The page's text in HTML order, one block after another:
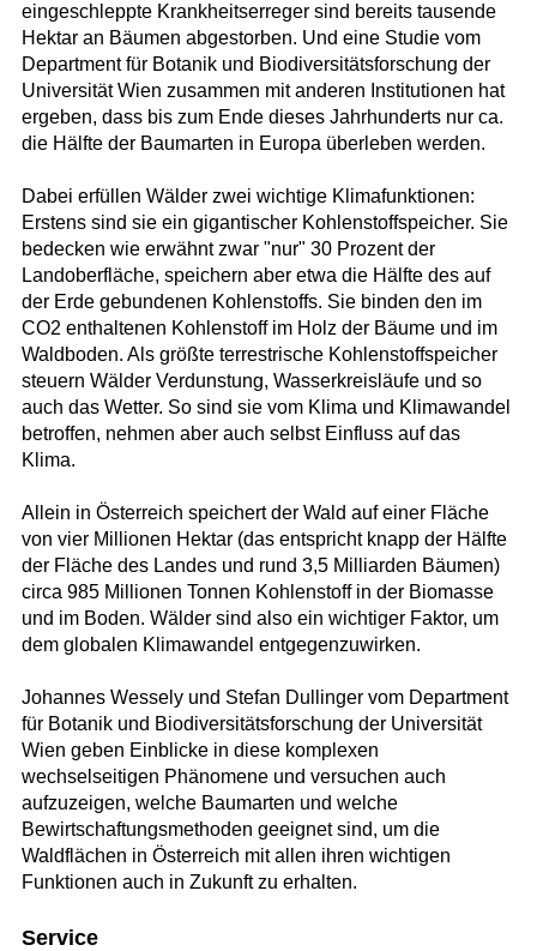
eingeschleppte Krankheitserreger sind bereits tausende
Hektar an Bäumen abgestorben. Und eine Studie vom
Department für Botanik und Biodiversitätsforschung der
Universität Wien zusammen mit anderen Institutionen hat
ergeben, dass bis zum Ende dieses Jahrhunderts nur ca.
die Hälfte der Baumarten in Europa überleben werden.
Dabei erfüllen Wälder zwei wichtige Klimafunktionen:
Erstens sind sie ein gigantischer Kohlenstoffspeicher. Sie
bedecken wie erwähnt zwar "nur" 30 Prozent der
Landoberfläche, speichern aber etwa die Hälfte des auf
der Erde gebundenen Kohlenstoffs. Sie binden den im
CO2 enthaltenen Kohlenstoff im Holz der Bäume und im
Waldboden. Als größte terrestrische Kohlenstoffspeicher
steuern Wälder Verdunstung, Wasserkreisläufe und so
auch das Wetter. So sind sie vom Klima und Klimawandel
betroffen, nehmen aber auch selbst Einfluss auf das
Klima.
Allein in Österreich speichert der Wald auf einer Fläche
von vier Millionen Hektar (das entspricht knapp der Hälfte
der Fläche des Landes und rund 3,5 Milliarden Bäumen)
circa 985 Millionen Tonnen Kohlenstoff in der Biomasse
und im Boden. Wälder sind also ein wichtiger Faktor, um
dem globalen Klimawandel entgegenzuwirken.
Johannes Wessely und Stefan Dullinger vom Department
für Botanik und Biodiversitätsforschung der Universität
Wien geben Einblicke in diese komplexen
wechselseitigen Phänomene und versuchen auch
aufzuzeigen, welche Baumarten und welche
Bewirtschaftungsmethoden geeignet sind, um die
Waldflächen in Österreich mit allen ihren wichtigen
Funktionen auch in Zukunft zu erhalten.
Service